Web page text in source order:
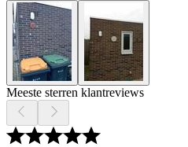
Meeste sterren klantreviews